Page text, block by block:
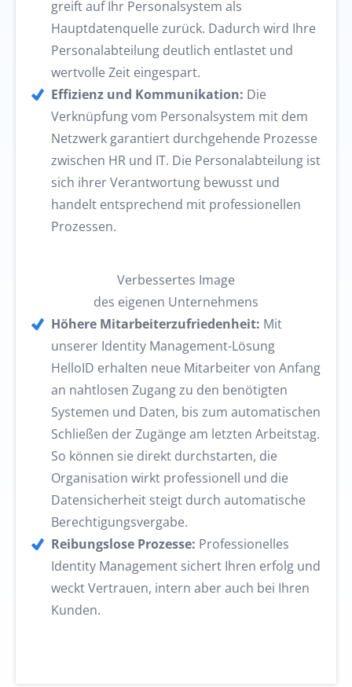
greift auf Ihr Personalsystem als
Hauptdatenquelle zurück. Dadurch wird Ihre
Personalabteilung deutlich entlastet und
wertvolle Zeit eingespart.
Effizienz und Kommunikation: Die
Verknüpfung vom Personalsystem mit dem
Netzwerk garantiert durchgehende Prozesse
zwischen HR und IT. Die Personalabteilung ist
sich ihrer Verantwortung bewusst und
handelt entsprechend mit professionellen
Prozessen.
Verbessertes Image
des eigenen Unternehmens
Höhere Mitarbeiterzufriedenheit: Mit
unserer Identity Management-Lösung
HelloID erhalten neue Mitarbeiter von Anfang
an nahtlosen Zugang zu den benötigten
Systemen und Daten, bis zum automatischen
Schließen der Zugänge am letzten Arbeitstag.
So können sie direkt durchstarten, die
Organisation wirkt professionell und die
Datensicherheit steigt durch automatische
Berechtigungsvergabe.
Reibungslose Prozesse: Professionelles
Identity Management sichert Ihren erfolg und
weckt Vertrauen, intern aber auch bei Ihren
Kunden.